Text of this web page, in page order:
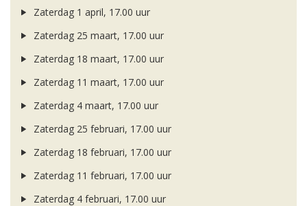
Zaterdag 1 april, 17.00 uur
Zaterdag 25 maart, 17.00 uur
Zaterdag 18 maart, 17.00 uur
Zaterdag 11 maart, 17.00 uur
Zaterdag 4 maart, 17.00 uur
Zaterdag 25 februari, 17.00 uur
Zaterdag 18 februari, 17.00 uur
Zaterdag 11 februari, 17.00 uur
Zaterdag 4 februari, 17.00 uur